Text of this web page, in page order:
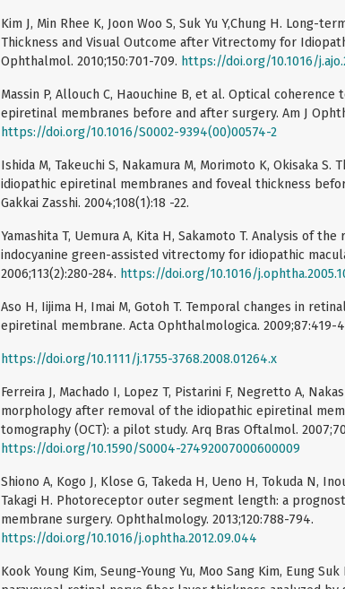
Kim J, Min Rhee K, Joon Woo S, Suk Yu Y,Chung H. Long-
Thickness and Visual Outcome after Vitrectomy for
Ophthalmol. 2010;150:701-709. https://doi.org/10.1016/
Massin P, Allouch C, Haouchine B, et al. Optical
epiretinal membranes before and after surgery. Am J
https://doi.org/10.1016/S0002-9394(00)00574-2
Ishida M, Takeuchi S, Nakamura M, Morimoto K, Okisaka
idiopathic epiretinal membranes and foveal thickness
Gakkai Zasshi. 2004;108(1):18 -22.
Yamashita T, Uemura A, Kita H, Sakamoto T. Analysis of
indocyanine green-assisted vitrectomy for idiopathic
2006;113(2):280-284. https://doi.org/10.1016/
Aso H, Iijima H, Imai M, Gotoh T. Temporal changes in
epiretinal membrane. Acta Ophthalmologica. 2009;87:419-
https://doi.org/10.1111/j.1755-3768.2008.01264.x
Ferreira J, Machado I, Lopez T, Pistarini F, Negretto A,
morphology after removal of the idiopathic epiretinal
tomography (OCT): a pilot study. Arq Bras Oftalmol.
https://doi.org/10.1590/S0004-27492007000600009
Shiono A, Kogo J, Klose G, Takeda H, Ueno H, Tokuda N,
Takagi H. Photoreceptor outer segment length: a
membrane surgery. Ophthalmology. 2013;120:788-794.
https://doi.org/10.1016/j.ophtha.2012.09.044
Kook Young Kim, Seung-Young Yu, Moo Sang Kim, Eung